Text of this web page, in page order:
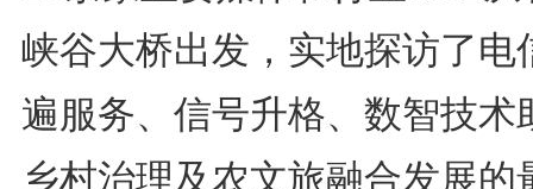
峡谷大桥出发，实地探访了电
遍服务、信号升格、数智技术
乡村治理及农文旅融合发展的